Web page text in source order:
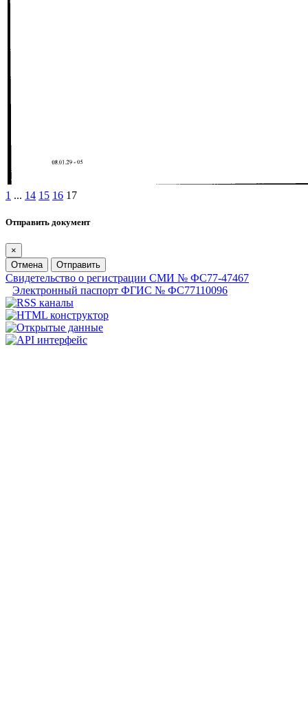
1 ... 14 15 16 17
Отправить документ
×
Отмена
Отправить
Свидетельство о регистрации СМИ № ФС77-47467
Электронный паспорт ФГИС № ФС77110096